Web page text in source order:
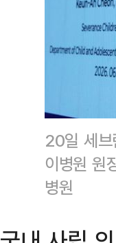
20일 세브
이병원 원
병원